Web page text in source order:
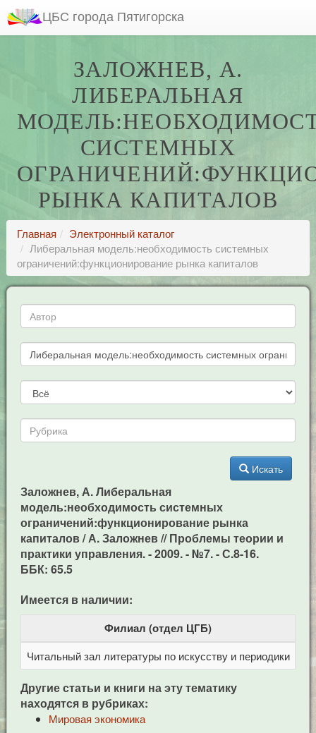
ЦБС города Пятигорска
ЗАЛОЖНЕВ, А.
ЛИБЕРАЛЬНАЯ
СИСТЕМНЫХ
РЫНКА КАПИТАЛОВ
Главная
Электронный каталог
Либеральная модель:необходимость системных
ограничений:функционирование рынка капиталов
Искать
Заложнев, А. Либеральная
модель:необходимость системных
ограничений:функционирование рынка
капиталов / А. Заложнев // Проблемы теории и
практики управления. - 2009. - №7. - С.8-16.
ББК: 65.5
Имеется в наличии:
Филиал (отдел ЦГБ)
Читальный зал литературы по искусству и периодики
Другие статьи и книги на эту тематику
находятся в рубриках:
Мировая экономика